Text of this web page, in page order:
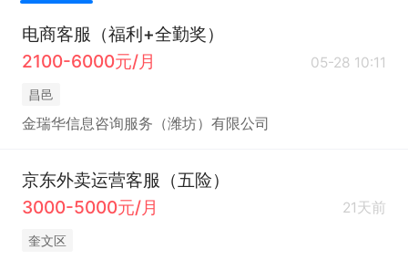
电商客服（福利+全勤奖）
2100-6000元/月
05-28 10:11
昌邑
金瑞华信息咨询服务（潍坊）有限公司
京东外卖运营客服（五险）
3000-5000元/月
21天前
奎文区